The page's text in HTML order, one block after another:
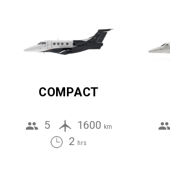
COMPACT
5 1600 km
2 hrs